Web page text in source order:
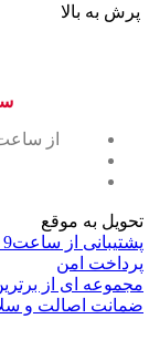
پرش به بالا
از ساعت ۹ صبح الی ۹ شب پاسخگوی شما
تحویل به موقع
پشتیبانی از ساعت9 الی 21
پرداخت امن
مجموعه ای از
ضمانت اصالت و